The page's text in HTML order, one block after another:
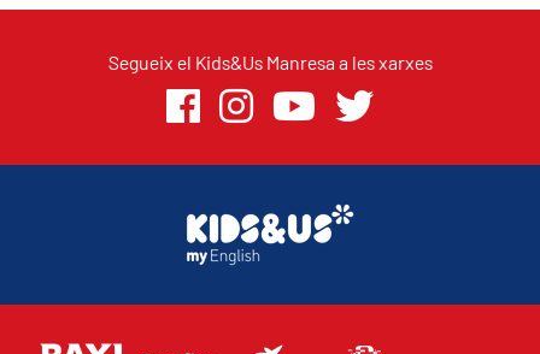
Segueix el Kids&Us Manresa a les xarxes